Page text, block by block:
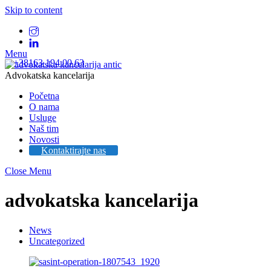
Skip to content
+38163 194 00 63
Menu
Advokatska kancelarija
Početna
O nama
Usluge
Naš tim
Novosti
Kontaktirajte nas
Close Menu
advokatska kancelarija
News
Uncategorized